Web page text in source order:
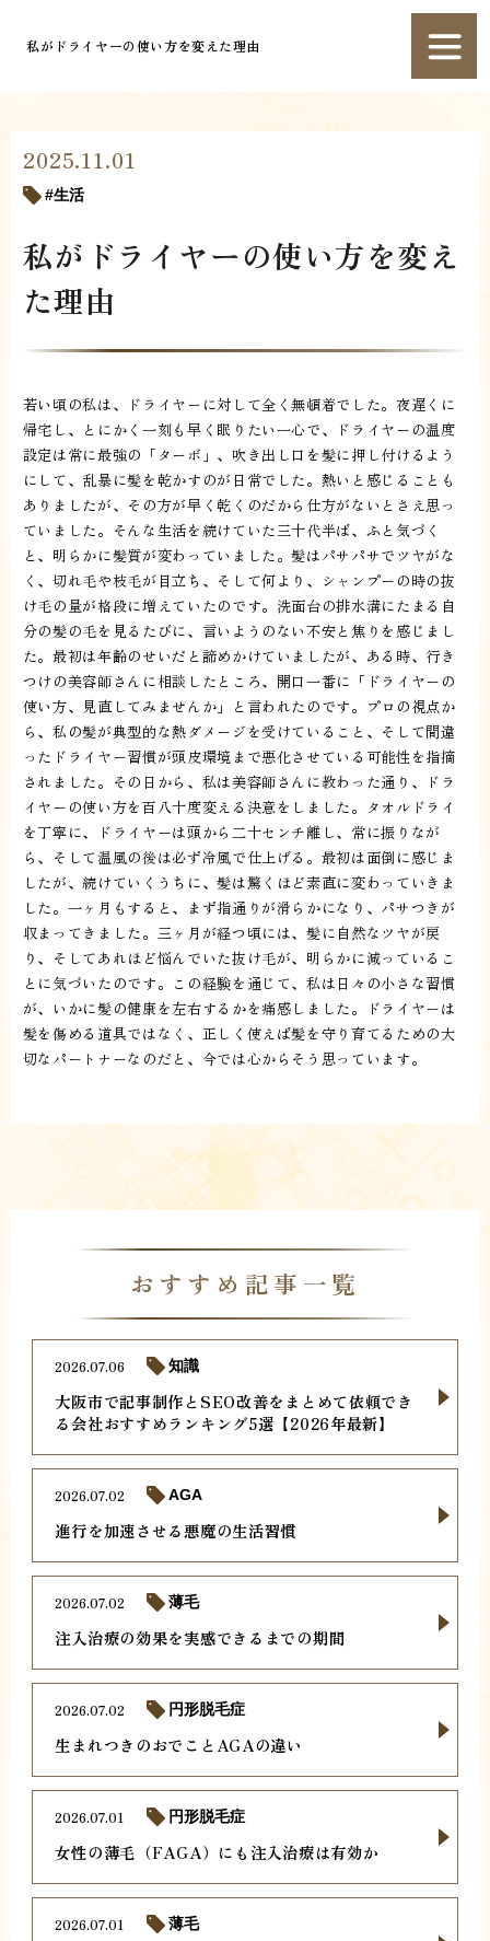
私がドライヤーの使い方を変えた理由
2025.11.01
生活
私がドライヤーの使い方を変え
た理由
若い頃の私は、ドライヤーに対して全く無頓着でした。夜遅くに
帰宅し、とにかく一刻も早く眠りたい一心で、ドライヤーの温度
設定は常に最強の「ターボ」、吹き出し口を髪に押し付けるよう
にして、乱暴に髪を乾かすのが日常でした。熱いと感じることも
ありましたが、その方が早く乾くのだから仕方がないとさえ思っ
ていました。そんな生活を続けていた三十代半ば、ふと気づく
と、明らかに髪質が変わっていました。髪はパサパサでツヤがな
く、切れ毛や枝毛が目立ち、そして何より、シャンプーの時の抜
け毛の量が格段に増えていたのです。洗面台の排水溝にたまる自
分の髪の毛を見るたびに、言いようのない不安と焦りを感じまし
た。最初は年齢のせいだと諦めかけていましたが、ある時、行き
つけの美容師さんに相談したところ、開口一番に「ドライヤーの
使い方、見直してみませんか」と言われたのです。プロの視点か
ら、私の髪が典型的な熱ダメージを受けていること、そして間違
ったドライヤー習慣が頭皮環境まで悪化させている可能性を指摘
されました。その日から、私は美容師さんに教わった通り、ドラ
イヤーの使い方を百八十度変える決意をしました。タオルドライ
を丁寧に、ドライヤーは頭から二十センチ離し、常に振りなが
ら、そして温風の後は必ず冷風で仕上げる。最初は面倒に感じま
したが、続けていくうちに、髪は驚くほど素直に変わっていきま
した。一ヶ月もすると、まず指通りが滑らかになり、パサつきが
収まってきました。三ヶ月が経つ頃には、髪に自然なツヤが戻
り、そしてあれほど悩んでいた抜け毛が、明らかに減っているこ
とに気づいたのです。この経験を通じて、私は日々の小さな習慣
が、いかに髪の健康を左右するかを痛感しました。ドライヤーは
髪を傷める道具ではなく、正しく使えば髪を守り育てるための大
切なパートナーなのだと、今では心からそう思っています。
おすすめ記事一覧
大阪市で記事制作とSEO改善をまとめて依頼でき
る会社おすすめランキング5選【2026年最新】
2026.07.06 知識
進行を加速させる悪魔の生活習慣
2026.07.02 AGA
注入治療の効果を実感できるまでの期間
2026.07.02 薄毛
生まれつきのおでことAGAの違い
2026.07.02 円形脱毛症
女性の薄毛（FAGA）にも注入治療は有効か
2026.07.01 円形脱毛症
2026.07.01 薄毛